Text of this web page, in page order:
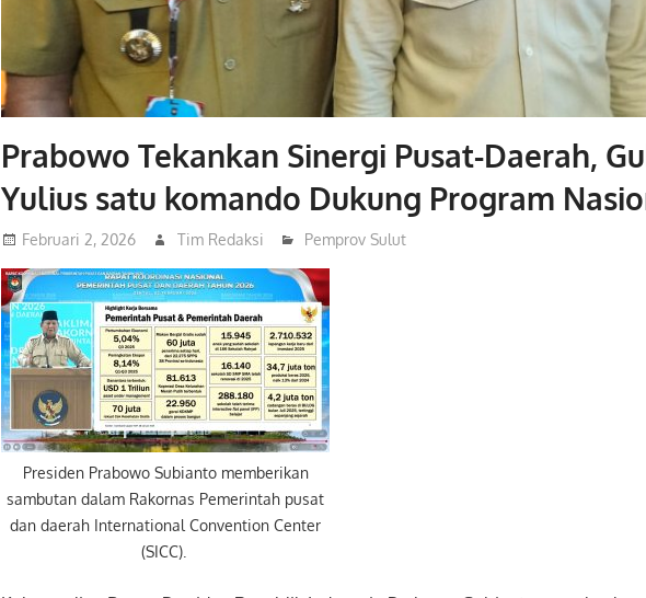
Prabowo Tekankan Sinergi Pusat-Daerah,
Yulius satu komando Dukung Program
Februari 2, 2026 Tim Redaksi Pemprov Sulut
Presiden Prabowo Subianto memberikan
sambutan dalam Rakornas Pemerintah pusat
dan daerah International Convention Center
(SICC).